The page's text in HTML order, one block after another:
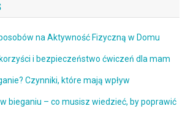
na Aktywność Fizyczną w Domu
i bezpieczeństwo ćwiczeń dla mam
Czynniki, które mają wpływ
bieganiu – co musisz wiedzieć, by poprawić